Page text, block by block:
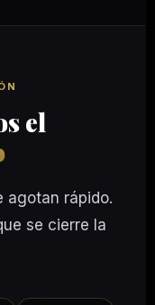
el
agotan rápido.
se cierre la